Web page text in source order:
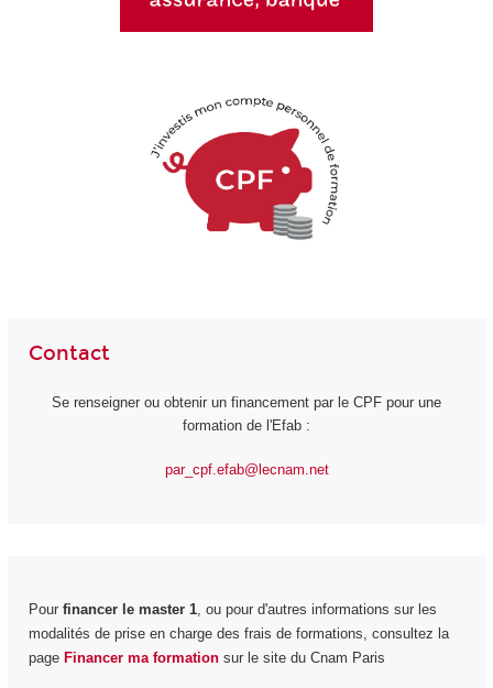
Contact
Se renseigner ou obtenir un financement par le CPF pour une
formation de l'Efab :
par_cpf.efab@lecnam.net
Pour financer le master 1, ou pour d'autres informations sur les
modalités de prise en charge des frais de formations, consultez la
page Financer ma formation sur le site du Cnam Paris